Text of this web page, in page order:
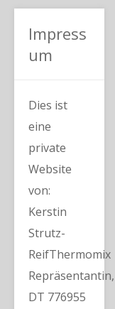
Impress
um
Dies ist
eine
private
Website
von:
Kerstin
Strutz-
ReifThermomix
Repräsentantin,
DT 776955